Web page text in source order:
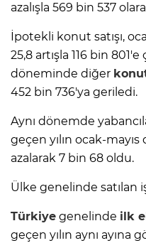
azalışla 569 bin 537
İpotekli konut satışı,
25,8 artışla 116 bin 801'e
döneminde diğer
452 bin 736'ya geriledi.
Aynı dönemde
geçen yılın ocak-
azalarak 7 bin 68 oldu.
Ülke genelinde satılan
Türkiye genelinde ilk
geçen yılın aynı ayına